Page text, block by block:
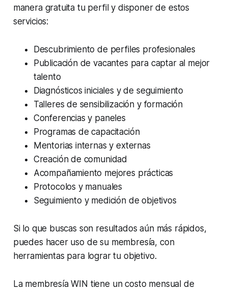
manera gratuita tu perfil y disponer de estos
servicios:
Descubrimiento de perfiles profesionales
Publicación de vacantes para captar al mejor
talento
Diagnósticos iniciales y de seguimiento
Talleres de sensibilización y formación
Conferencias y paneles
Programas de capacitación
Mentorias internas y externas
Creación de comunidad
Acompañamiento mejores prácticas
Protocolos y manuales
Seguimiento y medición de objetivos
Si lo que buscas son resultados aún más rápidos,
puedes hacer uso de su membresía, con
herramientas para lograr tu objetivo.
La membresía WIN tiene un costo mensual de